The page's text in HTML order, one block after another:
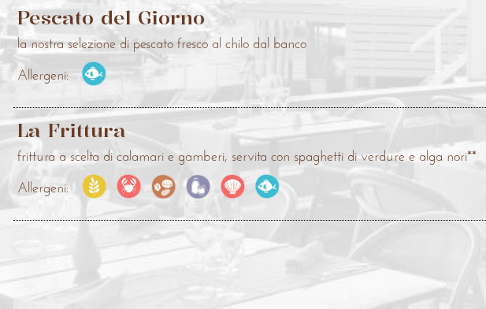
Pescato del Giorno
la nostra selezione di pescato fresco al chilo dal banco
Allergeni:
La Frittura
frittura a scelta di calamari e gamberi, servita con spaghetti di verdure e alga nori**
Allergeni: